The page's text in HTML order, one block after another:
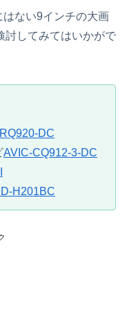
ない9インチの大画
討してみてはいかがで
DC
AVIC-CQ912-3-DC
H201BC